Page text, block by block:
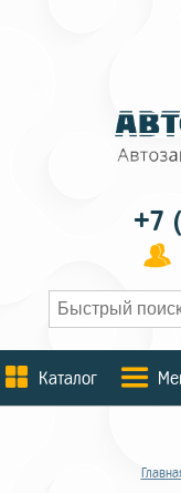
+7
Каталог